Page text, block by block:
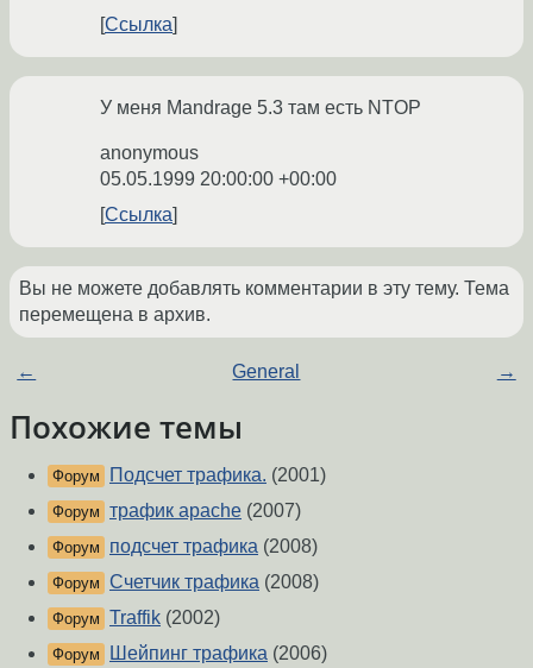
Ссылка
У меня Mandrage 5.3 там есть NTOP
anonymous
05.05.1999 20:00:00 +00:00
Ссылка
Вы не можете добавлять комментарии в эту тему. Тема
перемещена в архив.
← General →
Похожие темы
Форум Подсчет трафика. (2001)
Форум трафик apache (2007)
Форум подсчет трафика (2008)
Форум Счетчик трафика (2008)
Форум Traffik (2002)
Форум Шейпинг трафика (2006)